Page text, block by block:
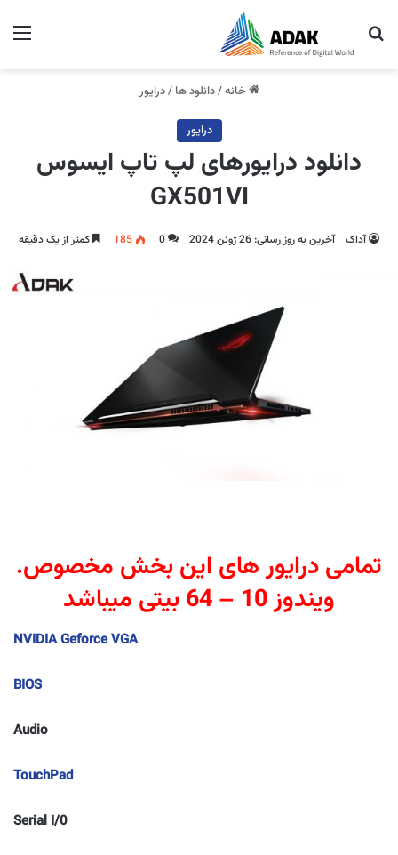
جستجو برای
خانه/دانلود ها /درایور
درایور
دانلود درایورهای لپ تاپ ایسوس
GX501VI
آداک آخرین به روز رسانی: 26 ژوئن 2024 0
185 کمتر از یک دقیقه
.تمامی درایور های این بخش مخصوص
ویندوز 10 – 64 بیتی میباشد
NVIDIA Geforce VGA
BIOS
Audio
TouchPad
Serial I/0